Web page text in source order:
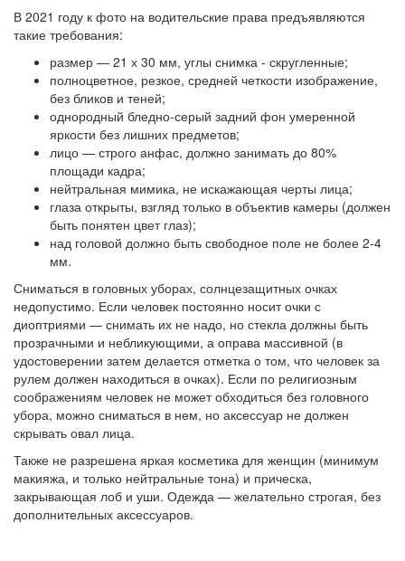
В 2021 году к фото на водительские права предъявляются
такие требования:
размер — 21 х 30 мм, углы снимка - скругленные;
полноцветное, резкое, средней четкости изображение,
без бликов и теней;
однородный бледно-серый задний фон умеренной
яркости без лишних предметов;
лицо — строго анфас, должно занимать до 80%
площади кадра;
нейтральная мимика, не искажающая черты лица;
глаза открыты, взгляд только в объектив камеры (должен
быть понятен цвет глаз);
над головой должно быть свободное поле не более 2-4
мм.
Сниматься в головных уборах, солнцезащитных очках
недопустимо. Если человек постоянно носит очки с
диоптриями — снимать их не надо, но стекла должны быть
прозрачными и небликующими, а оправа массивной (в
удостоверении затем делается отметка о том, что человек за
рулем должен находиться в очках). Если по религиозным
соображениям человек не может обходиться без головного
убора, можно сниматься в нем, но аксессуар не должен
скрывать овал лица.
Также не разрешена яркая косметика для женщин (минимум
макияжа, и только нейтральные тона) и прическа,
закрывающая лоб и уши. Одежда — желательно строгая, без
дополнительных аксессуаров.